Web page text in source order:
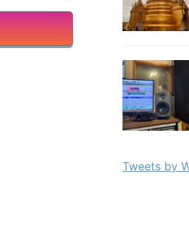
Tweets by